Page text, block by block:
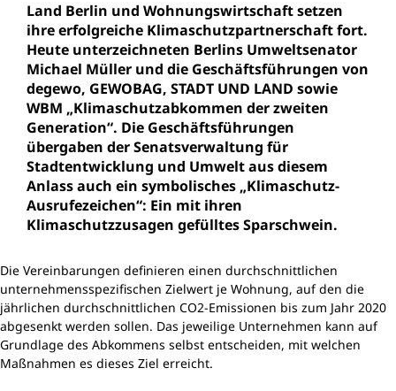
Land Berlin und Wohnungswirtschaft setzen
ihre erfolgreiche Klimaschutzpartnerschaft fort.
Heute unterzeichneten Berlins Umweltsenator
Michael Müller und die Geschäftsführungen von
degewo, GEWOBAG, STADT UND LAND sowie
WBM „Klimaschutzabkommen der zweiten
Generation“. Die Geschäftsführungen
übergaben der Senatsverwaltung für
Stadtentwicklung und Umwelt aus diesem
Anlass auch ein symbolisches „Klimaschutz-
Ausrufezeichen“: Ein mit ihren
Klimaschutzzusagen gefülltes Sparschwein.
Die Vereinbarungen definieren einen durchschnittlichen
unternehmensspezifischen Zielwert je Wohnung, auf den die
jährlichen durchschnittlichen CO2-Emissionen bis zum Jahr 2020
abgesenkt werden sollen. Das jeweilige Unternehmen kann auf
Grundlage des Abkommens selbst entscheiden, mit welchen
Maßnahmen es dieses Ziel erreicht.